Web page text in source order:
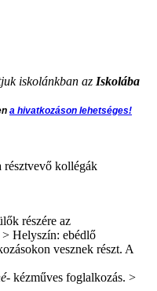
iskolánkban az Iskolába
a hivatkozáson lehetséges!
résztvevő kollégák
részére az
Helyszín: ebédlő
vesznek részt. A
- kézműves foglalkozás. >